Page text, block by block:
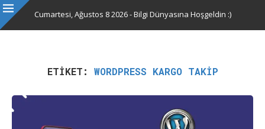
Cumartesi, Ağustos 8 2026 - Bilgi Dünyasına Hoşgeldin :)
ETIKET: WORDPRESS KARGO TAKIP